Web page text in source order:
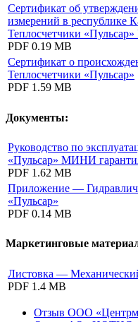
Сертификат об
измерений в республике
Теплосчетчики
PDF 0.19 MB
Сертификат о
Теплосчетчики «Пульсар»
PDF 1.59 MB
Документы:
Руководство по
«Пульсар» МИНИ
PDF 1.62 MB
Приложение —
«Пульсар»
PDF 0.14 MB
Маркетинговые
Листовка —
PDF 1.4 MB
Отзыв ООО